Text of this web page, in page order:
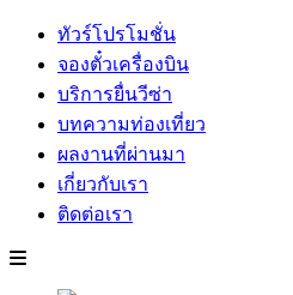
ทัวร์โปรโมชั่น
จองตั๋วเครื่องบิน
บริการยื่นวีซ่า
บทความท่องเที่ยว
ผลงานที่ผ่านมา
เกี่ยวกับเรา
ติดต่อเรา